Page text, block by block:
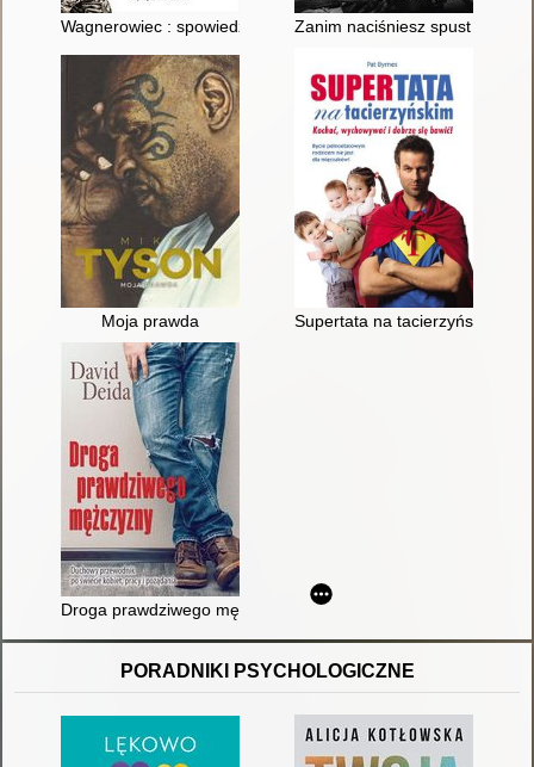
Wagnerowiec : spowiedź byłego dowódcy tajnej armii Putina
Zanim naciśniesz spust :
Moja prawda Supertata na tacierzyńskim
Droga prawdziwego mężczyzny : duchowy przewodnik po
PORADNIKI PSYCHOLOGICZNE